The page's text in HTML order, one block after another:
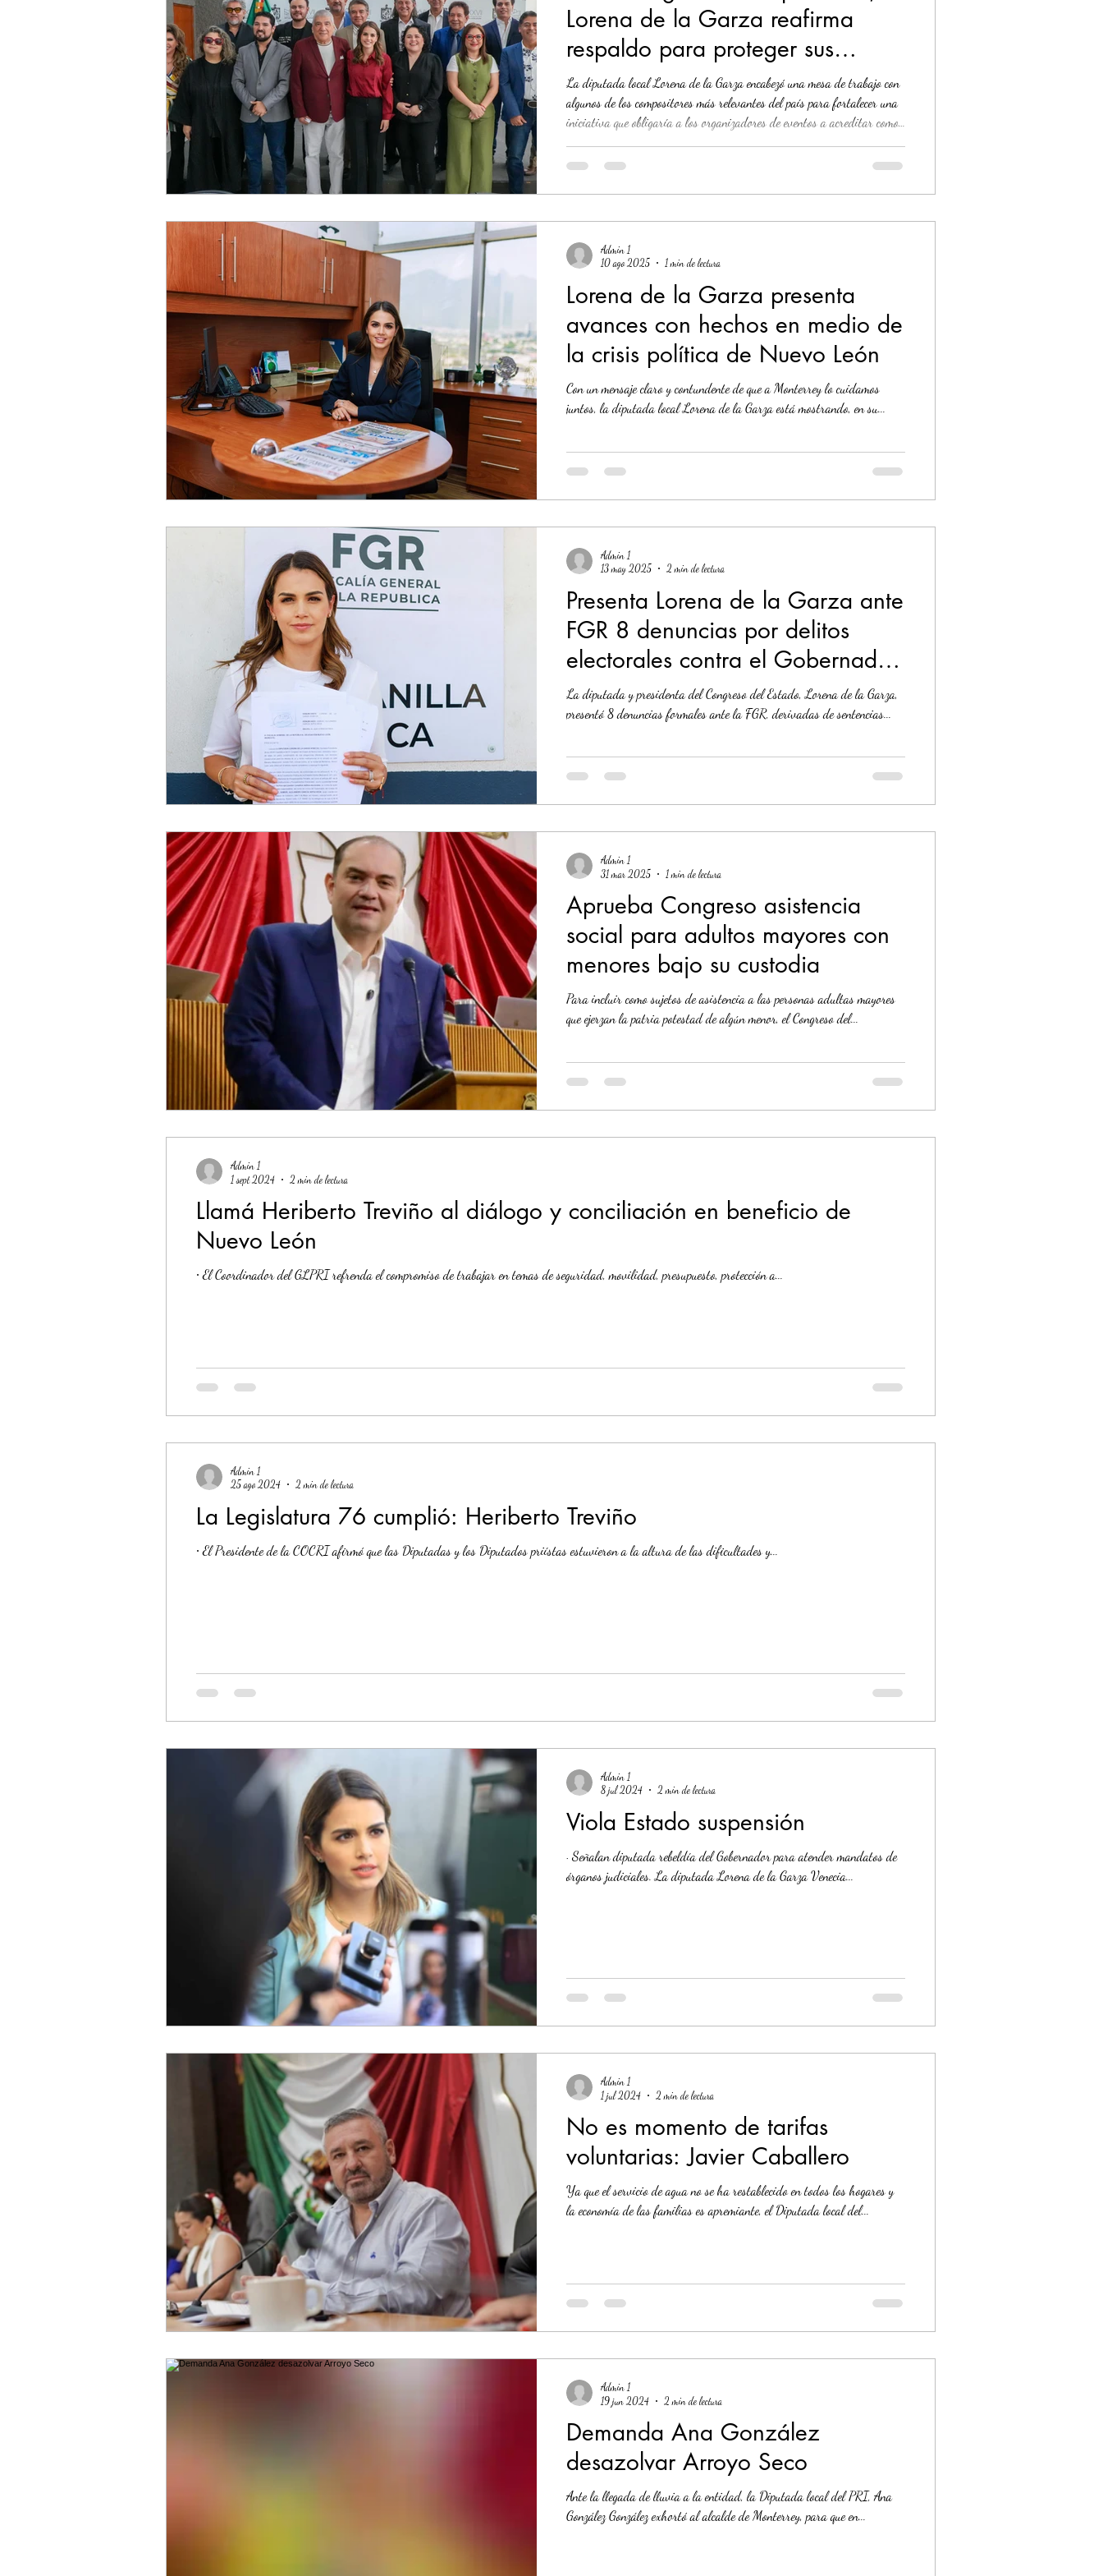
Elecciones2021NL Educación Economía Seguridad 1 enero 31abr
Lorena de la Garza reafirma
respaldo para proteger sus
derechos de autor en eventos
La diputada local Lorena de la Garza encabezó una mesa de trabajo con
algunos de los compositores más relevantes del país para fortalecer una
iniciativa que obligaría a los organizadores de eventos a acreditar como
materia de derechos de autor. La propuesta busca que el cumplimiento
Lorena de la Garza presenta
avances con hechos en medio de
la crisis política de Nuevo León
Con un mensaje claro y contundente de que a Monterrey lo cuidamos
juntos, la diputada local Lorena de la Garza está mostrando, en su...
Admin 1
10 ago 2025
1 min de lectura
Presenta Lorena de la Garza ante
FGR 8 denuncias por delitos
electorales contra el Gobernador
Samuel García
La diputada y presidenta del Congreso del Estado, Lorena de la Garza,
presentó 8 denuncias formales ante la FGR, derivadas de sentencias...
Admin 1
13 may 2025
2 min de lectura
Aprueba Congreso asistencia
social para adultos mayores con
menores bajo su custodia
Para incluir como sujetos de asistencia a las personas adultas mayores
que ejerzan la patria potestad de algún menor, el Congreso del...
Admin 1
31 mar 2025
1 min de lectura
Llamá Heriberto Treviño al diálogo y conciliación en beneficio de
Nuevo León
∙ El Coordinador del GLPRI refrenda el compromiso de trabajar en temas de seguridad, movilidad, presupuesto, protección a...
Admin 1
1 sept 2024
2 min de lectura
La Legislatura 76 cumplió: Heriberto Treviño
∙ El Presidente de la COCRI afirmó que las Diputadas y los Diputados priístas estuvieron a la altura de las dificultades y...
Admin 1
25 ago 2024
2 min de lectura
Viola Estado suspensión
· Señalan diputada rebeldía del Gobernador para atender mandatos de
órganos judiciales. La diputada Lorena de la Garza Venecia...
Admin 1
8 jul 2024
2 min de lectura
No es momento de tarifas
voluntarias: Javier Caballero
Ya que el servicio de agua no se ha restablecido en todos los hogares y
la economía de las familias es apremiante, el Diputada local del...
Admin 1
1 jul 2024
2 min de lectura
Demanda Ana González
desazolvar Arroyo Seco
Ante la llegada de lluvia a la entidad, la Diputada local del PRI, Ana
González González exhortó al alcalde de Monterrey, para que en...
Admin 1
19 jun 2024
2 min de lectura